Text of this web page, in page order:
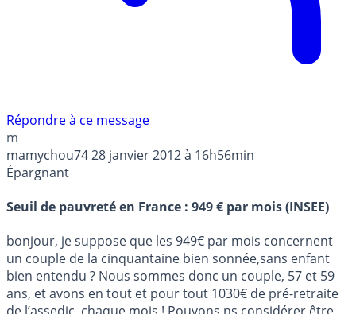
Répondre à ce message
m
mamychou7428 janvier 2012 à 16h56min
Épargnant
Seuil de pauvreté en France : 949 € par mois (INSEE)
bonjour, je suppose que les 949€ par mois concernent
un couple de la cinquantaine bien sonnée,sans enfant
bien entendu ? Nous sommes donc un couple, 57 et 59
ans, et avons en tout et pour tout 1030€ de pré-retraite